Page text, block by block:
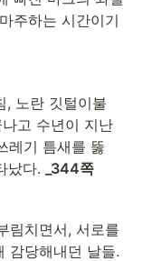
주하는 시간이기
, 노란 깃털이불
고 수년이 지난
레기 틈새를 뚫
났다.
_344쪽
림치면서, 서로를
감당해내던 날들.